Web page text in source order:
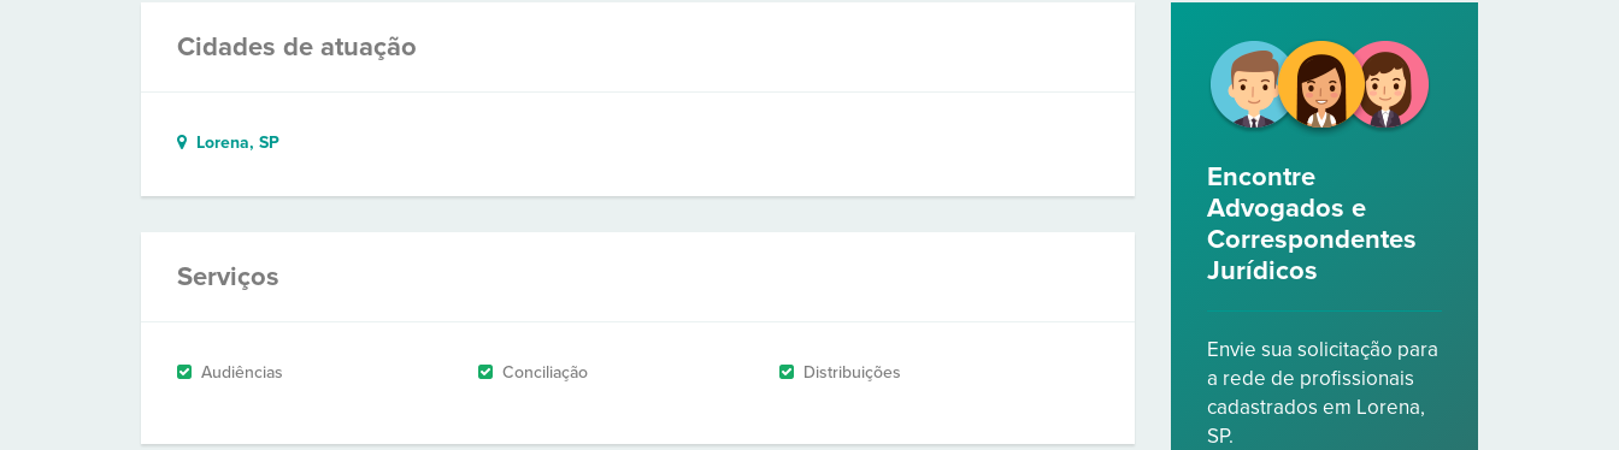
Cidades de atuação
Lorena, SP
Serviços
Audiências Conciliação Distribuições
Encontre
Advogados e
Correspondentes
Jurídicos
Envie sua solicitação para
a rede de profissionais
cadastrados em Lorena,
SP.